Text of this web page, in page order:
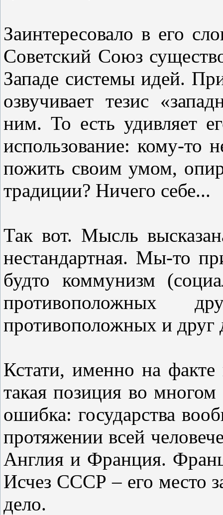
Заинтересовало в его
Советский Союз
Западе системы идей.
озвучивает тезис
ним. То есть удивляет
использование: кому-то
пожить своим умом,
традиции? Ничего себе...
Так вот. Мысль
нестандартная. Мы-то
будто коммунизм
противоположных
противоположных и друг
Кстати, именно на
такая позиция во
ошибка: государства
протяжении всей
Англия и Франция.
Исчез СССР – его место
дело.